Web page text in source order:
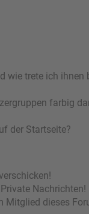
wie trete ich ihnen
farbig
der Startseite?
Nachrichten!
Mitglied dieses